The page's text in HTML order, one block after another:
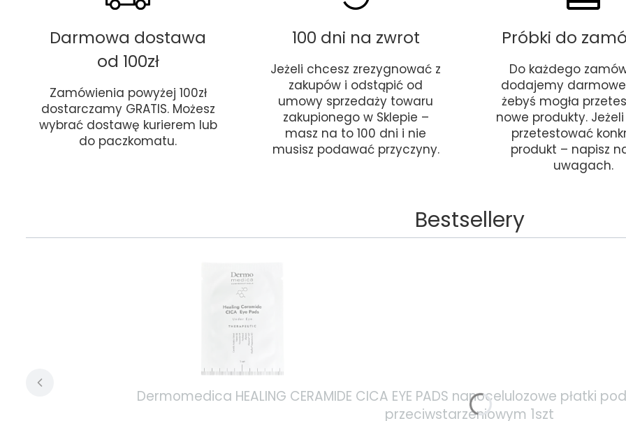
Darmowa dostawa
od 100zł
Zamówienia powyżej 100zł
dostarczamy GRATIS. Możesz
wybrać dostawę kurierem lub
do paczkomatu.
100 dni na zwrot
Jeżeli chcesz zrezygnować z
zakupów i odstąpić od
umowy sprzedaży towaru
zakupionego w Sklepie –
masz na to 100 dni i nie
musisz podawać przyczyny.
Próbki do
Do każdego
dodajemy
żebyś mogła
nowe produkty.
przetestować
produkt – napisz
uwagach.
Bestsellery
Dermomedica HEALING CERAMIDE CICA EYE PADS nanocelulozowe płatki
przeciwstarzeniowym 1szt